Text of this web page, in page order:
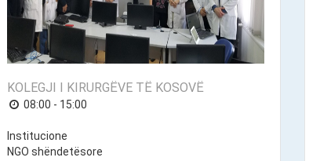
KOLEGJI I KIRURGËVE TË KOSOVË
08:00 - 15:00
Institucione
NGO shëndetësore